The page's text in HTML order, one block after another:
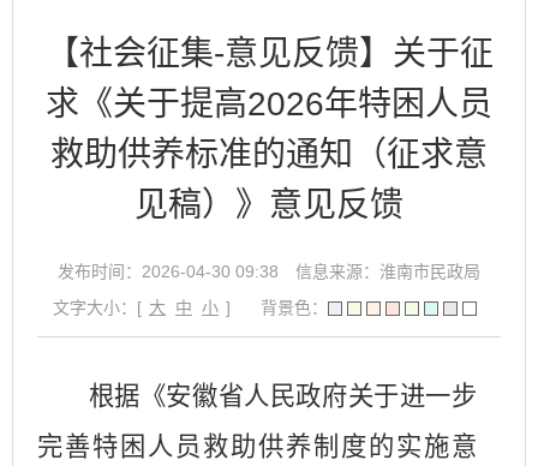
【社会征集-意见反馈】关于征
求《关于提高2026年特困人员
救助供养标准的通知（征求意
见稿）》意见反馈
发布时间：2026-04-30 09:38
信息来源：淮南市民政局
文字大小：[ 大 中 小 ] 背景色：
根据《安徽省人民政府关于进一步
完善特困人员救助供养制度的实施意